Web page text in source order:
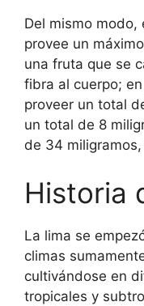
Del mismo
provee un
una fruta que se
fibra al cuerpo;
proveer un total
un total de 8
de 34
Historia
La lima se
climas
cultivándose en
tropicales y